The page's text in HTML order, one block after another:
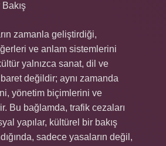
zamanla geliştirdiği,
ve anlam sistemlerini
yalnızca sanat, dil ve
değildir; aynı zamanda
yönetim biçimlerini ve
Bu bağlamda, trafik cezaları
yapılar, kültürel bir bakış
sadece yasaların değil,